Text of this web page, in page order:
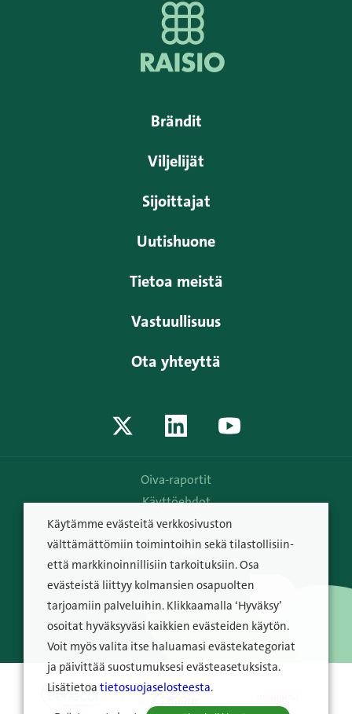
Brändit
Viljelijät
Sijoittajat
Uutishuone
Tietoa meistä
Vastuullisuus
Ota yhteyttä
Oiva-raportit
Käyttöehdot
Tietosuojakäytäntö
© Raisio Oyj 2026
Käytämme evästeitä verkkosivuston
välttämättömiin toimintoihin sekä tilastollisiin-
että markkinoinnillisiin tarkoituksiin. Osa
evästeistä liittyy kolmansien osapuolten
tarjoamiin palveluihin. Klikkaamalla ‘Hyväksy’
osoitat hyväksyväsi kaikkien evästeiden käytön.
Voit myös valita itse haluamasi evästekategoriat
ja päivittää suostumuksesi evästeasetuksista.
Lisätietoa tietosuojaselosteesta.